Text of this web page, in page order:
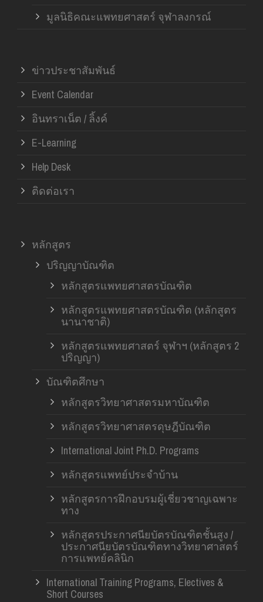
มูลนิธิคณะแพทยศาสตร์ จุฬาลงกรณ์
ข่าวประชาสัมพันธ์
Event Calendar
อินทราเน็ต / ลิ้งค์
E-Learning
Help Desk
ติดต่อเรา
หลักสูตร
ปริญญาบัณฑิต
หลักสูตรแพทยศาสตรบัณฑิต
หลักสูตรแพทยศาสตรบัณฑิต (หลักสูตร
นานาชาติ)
หลักสูตรแพทยศาสตร์ จุฬาฯ (หลักสูตร 2
ปริญญา)
บัณฑิตศึกษา
หลักสูตรวิทยาศาสตรมหาบัณฑิต
หลักสูตรวิทยาศาสตรดุษฎีบัณฑิต
International Joint Ph.D. Programs
หลักสูตรแพทย์ประจำบ้าน
หลักสูตรการฝึกอบรมผู้เชี่ยวชาญเฉพาะ
ทาง
หลักสูตรประกาศนียบัตรบัณฑิตชั้นสูง /
ประกาศนียบัตรบัณฑิตทางวิทยาศาสตร์
การแพทย์คลินิก
International Training Programs, Electives &
Short Courses